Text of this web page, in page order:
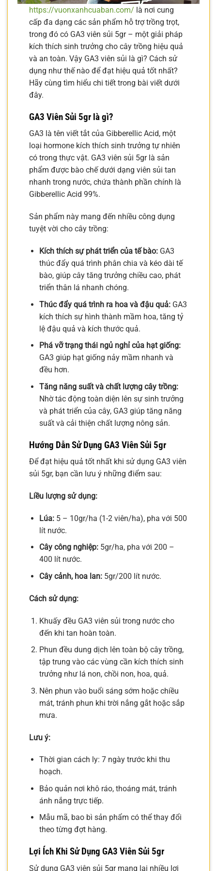
https://vuonxanhcuaban.com/ là nơi cung
cấp đa dạng các sản phẩm hỗ trợ trồng trọt,
trong đó có GA3 viên sủi 5gr – một giải pháp
kích thích sinh trưởng cho cây trồng hiệu quả
và an toàn. Vậy GA3 viên sủi là gì? Cách sử
dụng như thế nào để đạt hiệu quả tốt nhất?
Hãy cùng tìm hiểu chi tiết trong bài viết dưới
đây.
GA3 Viên Sủi 5gr là gì?
GA3 là tên viết tắt của Gibberellic Acid, một
loại hormone kích thích sinh trưởng tự nhiên
có trong thực vật. GA3 viên sủi 5gr là sản
phẩm được bào chế dưới dạng viên sủi tan
nhanh trong nước, chứa thành phần chính là
Gibberellic Acid 99%.
Sản phẩm này mang đến nhiều công dụng
tuyệt vời cho cây trồng:
Kích thích sự phát triển của tế bào:GA3
thúc đẩy quá trình phân chia và kéo dài tế
bào, giúp cây tăng trưởng chiều cao, phát
triển thân lá nhanh chóng.
Thúc đẩy quá trình ra hoa và đậu quả:GA3
kích thích sự hình thành mầm hoa, tăng tỷ
lệ đậu quả và kích thước quả.
Phá vỡ trạng thái ngủ nghỉ của hạt giống:
GA3 giúp hạt giống nảy mầm nhanh và
đều hơn.
Tăng năng suất và chất lượng cây trồng:
Nhờ tác động toàn diện lên sự sinh trưởng
và phát triển của cây, GA3 giúp tăng năng
suất và cải thiện chất lượng nông sản.
Hướng Dẫn Sử Dụng GA3 Viên Sủi 5gr
Để đạt hiệu quả tốt nhất khi sử dụng GA3 viên
sủi 5gr, bạn cần lưu ý những điểm sau:
Liều lượng sử dụng:
Lúa:5 – 10gr/ha (1-2 viên/ha), pha với 500
lít nước.
Cây công nghiệp:5gr/ha, pha với 200 –
400 lít nước.
Cây cảnh, hoa lan:5gr/200 lít nước.
Cách sử dụng:
Khuấy đều GA3 viên sủi trong nước cho
đến khi tan hoàn toàn.
Phun đều dung dịch lên toàn bộ cây trồng,
tập trung vào các vùng cần kích thích sinh
trưởng như lá non, chồi non, hoa, quả.
Nên phun vào buổi sáng sớm hoặc chiều
mát, tránh phun khi trời nắng gắt hoặc sắp
mưa.
Lưu ý:
Thời gian cách ly: 7 ngày trước khi thu
hoạch.
Bảo quản nơi khô ráo, thoáng mát, tránh
ánh nắng trực tiếp.
Mẫu mã, bao bì sản phẩm có thể thay đổi
theo từng đợt hàng.
Lợi Ích Khi Sử Dụng GA3 Viên Sủi 5gr
Sử dụng GA3 viên sủi 5gr mang lại nhiều lợi